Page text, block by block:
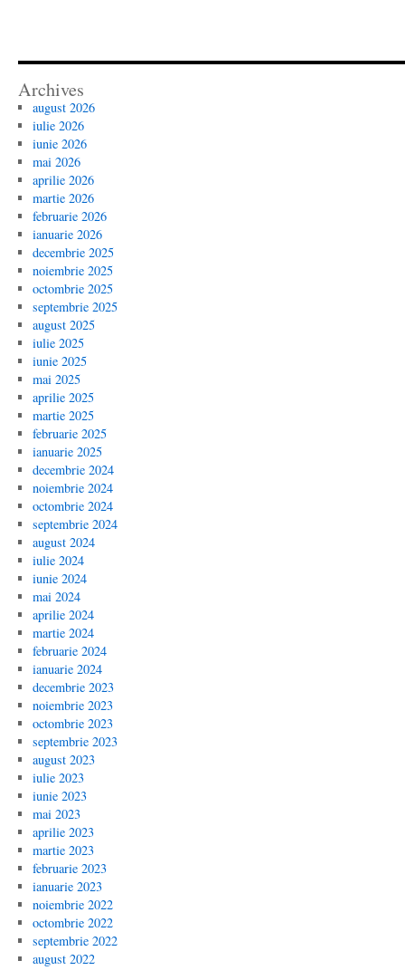
Archives
august 2026
iulie 2026
iunie 2026
mai 2026
aprilie 2026
martie 2026
februarie 2026
ianuarie 2026
decembrie 2025
noiembrie 2025
octombrie 2025
septembrie 2025
august 2025
iulie 2025
iunie 2025
mai 2025
aprilie 2025
martie 2025
februarie 2025
ianuarie 2025
decembrie 2024
noiembrie 2024
octombrie 2024
septembrie 2024
august 2024
iulie 2024
iunie 2024
mai 2024
aprilie 2024
martie 2024
februarie 2024
ianuarie 2024
decembrie 2023
noiembrie 2023
octombrie 2023
septembrie 2023
august 2023
iulie 2023
iunie 2023
mai 2023
aprilie 2023
martie 2023
februarie 2023
ianuarie 2023
noiembrie 2022
octombrie 2022
septembrie 2022
august 2022